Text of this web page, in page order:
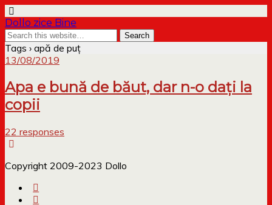
Dollo zice Bine
Tags › apă de puț
13/08/2019
Apa e bună de băut, dar n-o dați la
copii
22 responses
Copyright 2009-2023 Dollo